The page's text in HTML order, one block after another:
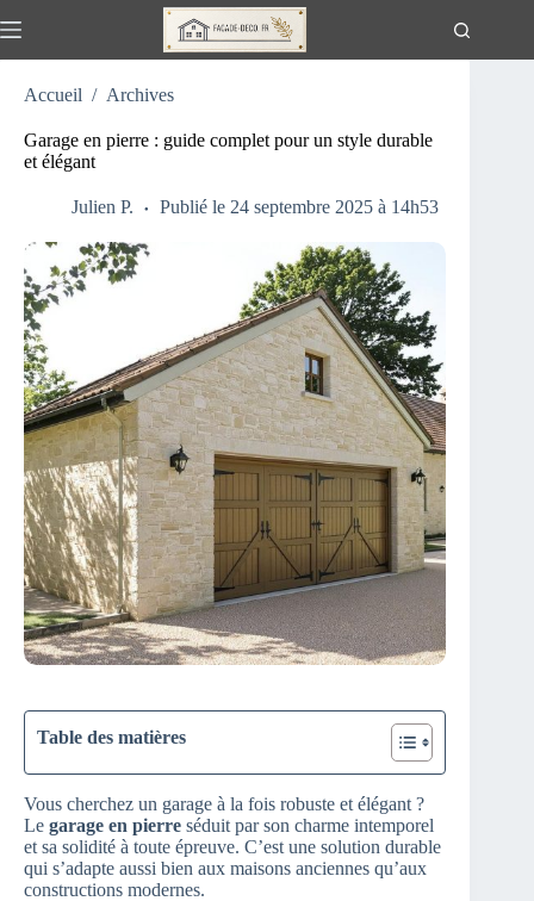
au
Accueil / Archives
Garage en pierre : guide complet pour un style durable
et élégant
Julien P. Publié le 24 septembre 2025 à 14h53
Table des matières
Vous cherchez un garage à la fois robuste et élégant ?
Le garage en pierre séduit par son charme intemporel
et sa solidité à toute épreuve. C’est une solution durable
qui s’adapte aussi bien aux maisons anciennes qu’aux
constructions modernes.